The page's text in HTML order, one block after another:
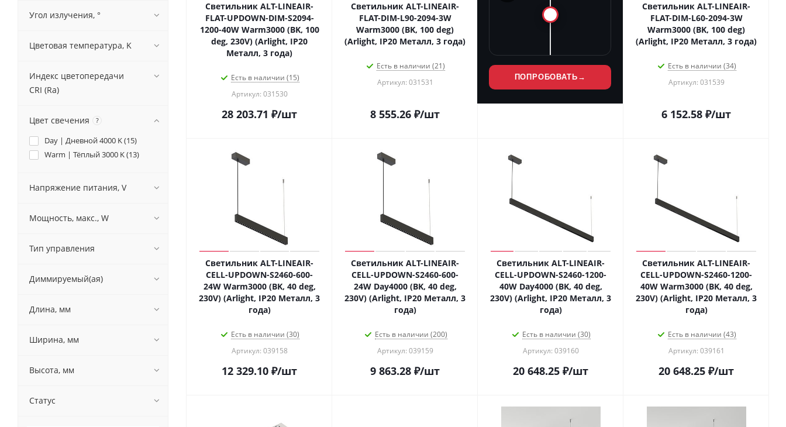
Светильник ALT-LINEAIR-
FLAT-UPDOWN-DIM-S2094-
1200-40W Warm3000 (BK, 100
deg, 230V) (Arlight, IP20
Металл, 3 года)
Есть в наличии (15)
Артикул: 031530
28 203.71 ₽/шт
Светильник ALT-LINEAIR-
FLAT-DIM-L90-2094-3W
Warm3000 (BK, 100 deg)
(Arlight, IP20 Металл, 3 года)
Есть в наличии (21)
Артикул: 031531
8 555.26 ₽/шт
ПОПРОБОВАТЬ →
Светильник ALT-LINEAIR-
FLAT-DIM-L60-2094-3W
Warm3000 (BK, 100 deg)
(Arlight, IP20 Металл, 3 года)
Есть в наличии (34)
Артикул: 031539
6 152.58 ₽/шт
Светильник ALT-LINEAIR-
CELL-UPDOWN-S2460-600-
24W Warm3000 (BK, 40 deg,
230V) (Arlight, IP20 Металл, 3
года)
Есть в наличии (30)
Артикул: 039158
12 329.10 ₽/шт
Светильник ALT-LINEAIR-
CELL-UPDOWN-S2460-600-
24W Day4000 (BK, 40 deg,
230V) (Arlight, IP20 Металл, 3
года)
Есть в наличии (200)
Артикул: 039159
9 863.28 ₽/шт
Светильник ALT-LINEAIR-
CELL-UPDOWN-S2460-1200-
40W Day4000 (BK, 40 deg,
230V) (Arlight, IP20 Металл, 3
года)
Есть в наличии (30)
Артикул: 039160
20 648.25 ₽/шт
Светильник ALT-LINEAIR-
CELL-UPDOWN-S2460-1200-
40W Warm3000 (BK, 40 deg,
230V) (Arlight, IP20 Металл, 3
года)
Есть в наличии (43)
Артикул: 039161
20 648.25 ₽/шт
Угол излучения, °
Цветовая температура, K
Индекс цветопередачи
CRI (Ra)
Цвет свечения ?
Day | Дневной 4000 K (15)
Warm | Тёплый 3000 K (13)
Напряжение питания, V
Мощность, макс., W
Тип управления
Диммируемый(ая)
Длина, мм
Ширина, мм
Высота, мм
Статус